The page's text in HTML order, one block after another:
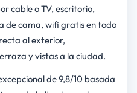
cable o TV, escritorio,
de cama, wifi gratis en todo
al exterior,
y vistas a la ciudad.
de 9,8/10 basada